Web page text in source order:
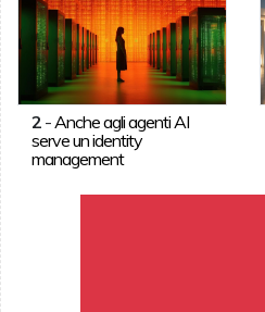
2- Anche agli agenti AI
serve un identity
management